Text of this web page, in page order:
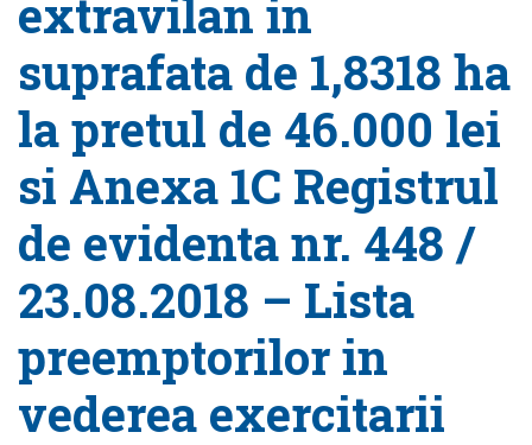
extravilan in
suprafata de 1,8318 ha
la pretul de 46.000 lei
si Anexa 1C Registrul
de evidenta nr. 448 /
23.08.2018 – Lista
preemptorilor in
vederea exercitarii